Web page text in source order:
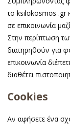
το ksilokosmos .gr
σε επικοινωνία
Στην περίπτωση
διατηρηθούν για
επικοινωνία
διαθέτει
Cookies
Αν αφήσετε ένα